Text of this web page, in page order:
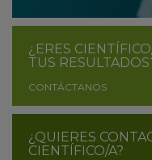
¿ERES
TUS
CONTÁCTANOS
¿QUIERES
CIENTÍFICO/A?